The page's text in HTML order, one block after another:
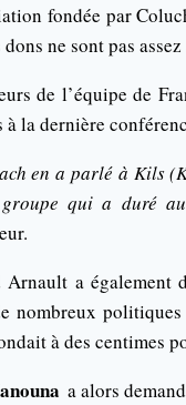
fondée par
dons ne sont pas
de l’équipe de
à la dernière
en a parlé à Kils
qui a duré
Arnault a également
nombreux
à des centimes
a alors